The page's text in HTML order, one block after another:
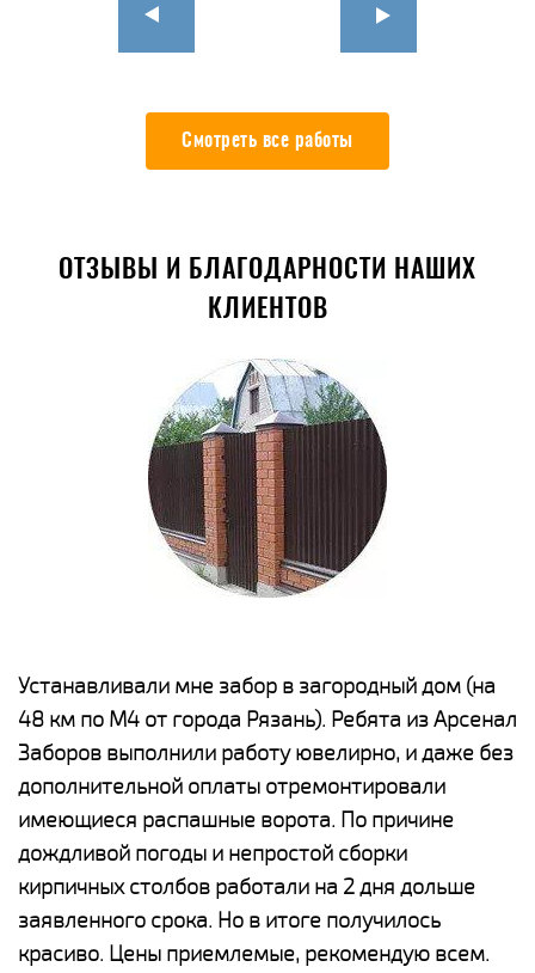
Смотреть все работы
ОТЗЫВЫ И БЛАГОДАРНОСТИ НАШИХ
КЛИЕНТОВ
Устанавливали мне забор в загородный дом (на
48 км по М4 от города Рязань). Ребята из Арсенал
Заборов выполнили работу ювелирно, и даже без
дополнительной оплаты отремонтировали
имеющиеся распашные ворота. По причине
дождливой погоды и непростой сборки
кирпичных столбов работали на 2 дня дольше
заявленного срока. Но в итоге получилось
красиво. Цены приемлемые, рекомендую всем.